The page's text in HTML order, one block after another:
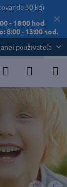
✕
do 30 kg)
- 18:00 hod.
8:00 - 13:00 hod.
používateľa